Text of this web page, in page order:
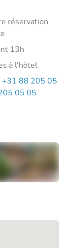
réservation
13h
à l'hôtel
+31 88 205 05
05 05